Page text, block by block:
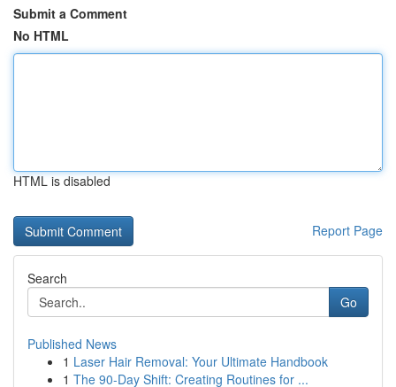
Submit a Comment
No HTML
HTML is disabled
Report Page
Search
Go
Published News
1 Laser Hair Removal: Your Ultimate Handbook
1 The 90-Day Shift: Creating Routines for ...